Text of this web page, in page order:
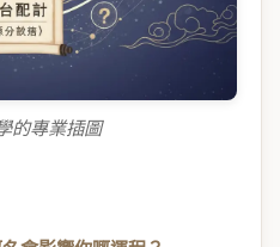
的專業插圖